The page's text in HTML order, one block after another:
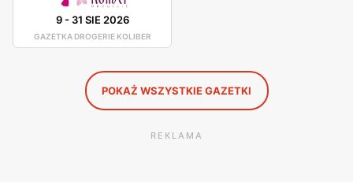
produkty w okazyjnych cenach przy kasach. Drogerie
Koliber zapewnia miłą obsługę oraz najlepszą jakość
produktów dla swoich klientów.
9- 31 SIE 2026
GAZETKA DROGERIE KOLIBER
POKAŻ WSZYSTKIE GAZETKI
REKLAMA